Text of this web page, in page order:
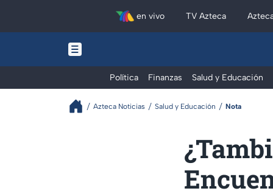
en vivo TV Azteca
Política Finanzas Salud y Educación
Azteca Noticias Salud y Educación Nota